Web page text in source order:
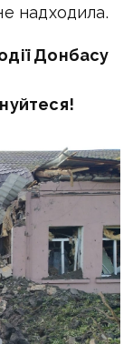
надходила.
Донбасу